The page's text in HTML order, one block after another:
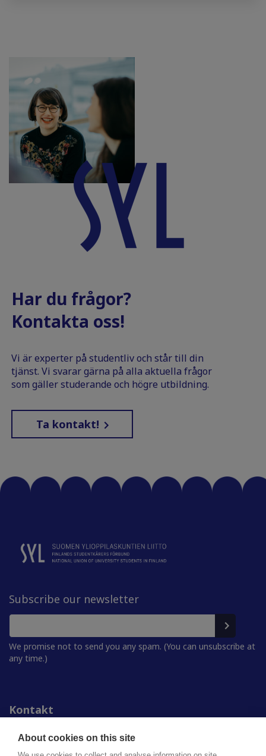
About cookies on this site
Har du frågor?
Kontakta oss!
Vi är experter på studentliv och står till din
tjänst. Vi svarar gärna på alla aktuella frågor
som gäller studerande och högre utbildning.
Ta kontakt!
Subscribe our newsletter
We promise not to send you any spam. (You can unsubscribe at
any time.)
Kontakt
För media
Studentkårerna